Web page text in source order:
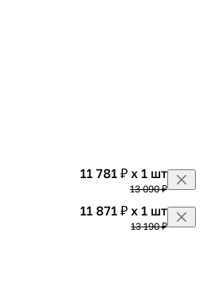
11 781 ₽ x 1 шт
13 090 ₽
11 871 ₽ x 1 шт
13 190 ₽